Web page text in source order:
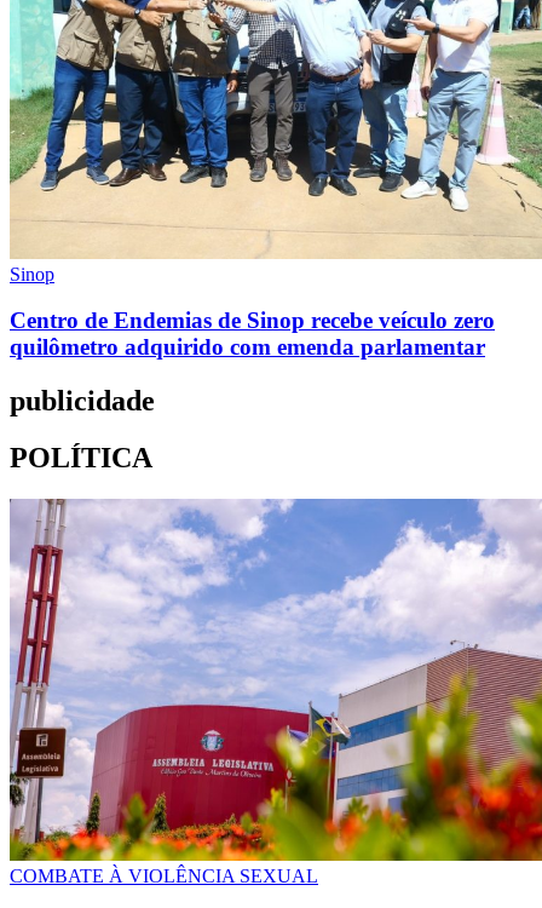
Sinop
Centro de Endemias de Sinop recebe veículo zero
quilômetro adquirido com emenda parlamentar
publicidade
POLÍTICA
COMBATE À VIOLÊNCIA SEXUAL